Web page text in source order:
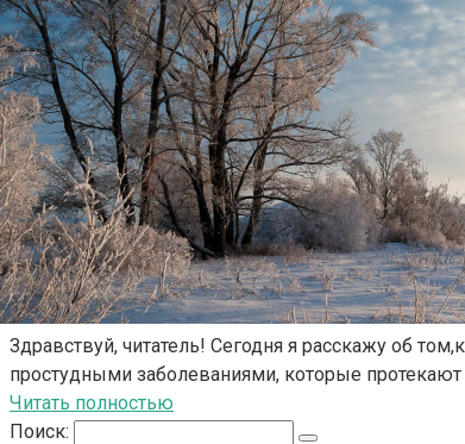
Здравствуй, читатель! Сегодня я расскажу об
простудными заболеваниями, которые протекают
Читать полностью
Поиск: